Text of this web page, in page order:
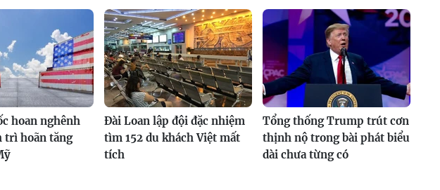
hoan nghênh
trì hoãn tăng
Đài Loan lập đội đặc nhiệm
tìm 152 du khách Việt mất
tích
Tổng thống Trump trút cơn
thịnh nộ trong bài phát biểu
dài chưa từng có